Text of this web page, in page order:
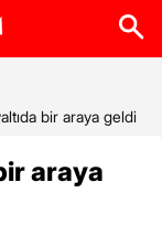
bir araya geldi
araya